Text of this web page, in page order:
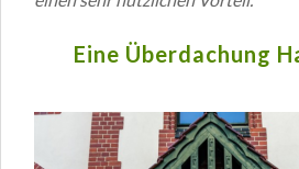
Eine Überdachung